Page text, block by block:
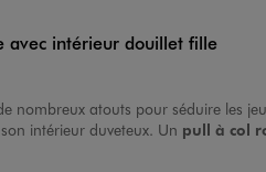
avec intérieur douillet fille
nombreux atouts pour séduire les
intérieur duveteux. Un pull à col